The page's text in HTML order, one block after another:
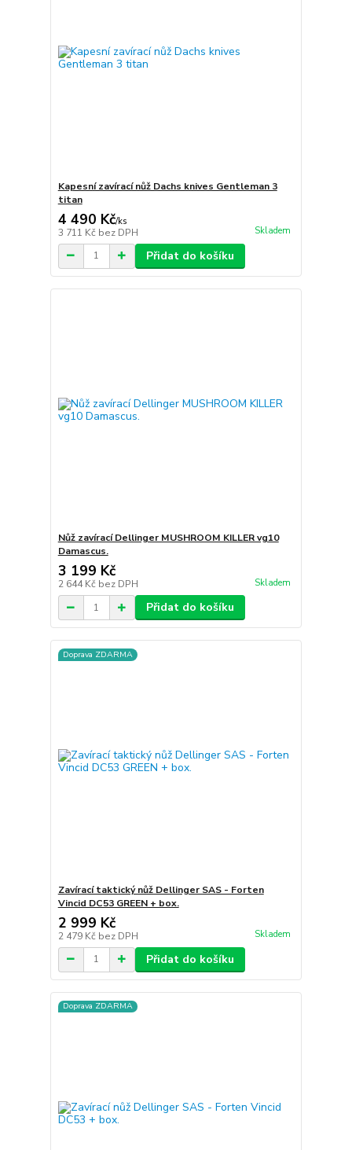
Kapesní zavírací nůž Dachs knives Gentleman 3
titan
4 490 Kč/ks
3 711 Kč bez DPH Skladem
Přidat do košíku
Nůž zavírací Dellinger MUSHROOM KILLER vg10
Damascus.
3 199 Kč
2 644 Kč bez DPH Skladem
Přidat do košíku
Doprava ZDARMA
Zavírací taktický nůž Dellinger SAS - Forten
Vincid DC53 GREEN + box.
2 999 Kč
2 479 Kč bez DPH Skladem
Přidat do košíku
Doprava ZDARMA